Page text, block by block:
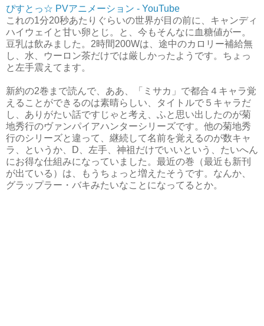
ぴすとっ☆ PVアニメーション - YouTube
これの1分20秒あたりぐらいの世界が目の前に、キャンディ
ハイウェイと甘い卵とじ。と、今もそんなに血糖値がー。
豆乳は飲みました。2時間200Wは、途中のカロリー補給無
し、水、ウーロン茶だけでは厳しかったようです。ちょっ
と左手震えてます。
新約の2巻まで読んで、ああ、「ミサカ」で都合４キャラ覚
えることができるのは素晴らしい、タイトルで５キャラだ
し、ありがたい話ですじゃと考え、ふと思い出したのが菊
地秀行のヴァンパイアハンターシリーズです。他の菊地秀
行のシリーズと違って、継続して名前を覚えるのが数キャ
ラ、というか、D、左手、神祖だけでいいという、たいへん
にお得な仕組みになっていました。最近の巻（最近も新刊
が出ている）は、もうちょっと増えたそうです。なんか、
グラップラー・バキみたいなことになってるとか。